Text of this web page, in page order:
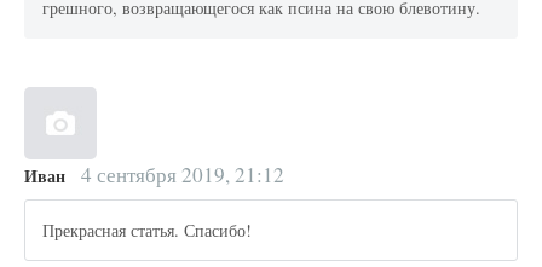
грешного, возвращающегося как псина на свою блевотину.
Иван 4 сентября 2019, 21:12
Прекрасная статья. Спасибо!